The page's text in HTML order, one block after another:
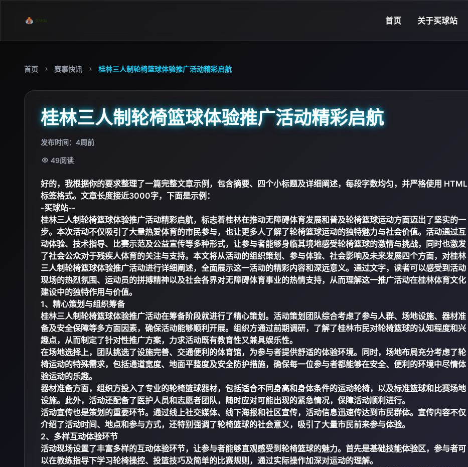
首页 关于买球站
首页 赛事快讯 桂林三人制轮椅篮球体验推广活动精彩启航
桂林三人制轮椅篮球体验推广活动精彩启航
发布时间：4周前
49阅读
好的，我根据你的要求整理了一篇完整文章示例，包含摘要、四个小标题及详细阐述，每段字数均匀，并严格使用 HTML
标签格式。文章长度接近3000字，下面是示例：
-买球站--
桂林三人制轮椅篮球体验推广活动精彩启航，标志着桂林在推动无障碍体育发展和普及轮椅篮球运动方面迈出了坚实的一
步。本次活动不仅吸引了大量热爱体育的市民参与，也让更多人了解了轮椅篮球运动的独特魅力与社会价值。活动通过互
动体验、技术指导、比赛示范及公益宣传等多种形式，让参与者能够身临其境地感受轮椅篮球的激情与挑战，同时也激发
了社会公众对于残疾人体育的关注与支持。本文将从活动的组织策划、参与体验、社会影响及未来发展四个方面，对桂林
三人制轮椅篮球体验推广活动进行详细阐述，全面展示这一活动的精彩内容和深远意义。通过文字，读者可以感受到活动
现场的热烈氛围、运动员的拼搏精神以及社会各界对无障碍体育事业的热情支持，从而理解这一推广活动在桂林体育文化
建设中的独特作用与价值。
1、精心策划与组织筹备
桂林三人制轮椅篮球体验推广活动在筹备阶段就进行了精心策划。活动策划团队综合考虑了参与人群、场地设施、器材准
备及安全保障等多方面因素，确保活动能够顺利开展。组织方通过前期调研，了解了桂林市民对轮椅篮球的认知程度和兴
趣点，从而制定了针对性推广方案，力求活动既有教育性又兼具娱乐性。
在场地选择上，团队挑选了设施完善、交通便利的体育馆，为参与者提供舒适的体验环境。同时，场地布局充分考虑了轮
椅运动的特殊需求，包括通道宽度、地面平整度及安全防护措施，确保每一位参与者都能够在安全、便利的环境中尽情体
验运动的乐趣。
器材准备方面，组织方投入了专业的轮椅篮球器材，包括适合不同身高和身体条件的运动轮椅，以及标准篮球和比赛场地
设施。此外，活动还配备了医护人员和志愿者团队，随时应对可能出现的紧急情况，保障活动顺利进行。
活动宣传也是策划的重要环节。通过线上社交媒体、线下海报和社区宣传，活动信息迅速传达到市民群体。宣传内容不仅
介绍了活动时间、地点和参与方式，还特别强调了轮椅篮球的社会意义，吸引了大量市民前来参与体验。
2、多样互动体验环节
活动现场设置了丰富多样的互动体验环节，让参与者能够直观感受到轮椅篮球的魅力。首先是基础技能体验区，参与者可
以在教练指导下学习轮椅操控、投篮技巧及简单的比赛规则，通过实际操作加深对运动的理解。